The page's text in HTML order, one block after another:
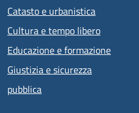
Catasto e urbanistica
Cultura e tempo libero
Educazione e formazione
Giustizia e sicurezza
pubblica